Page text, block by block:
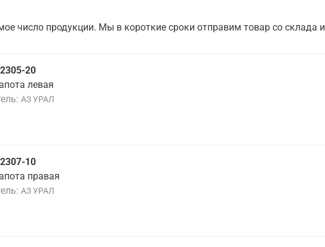
число продукции. Мы в короткие сроки отправим товар со склада
20
левая
АЗ УРАЛ
10
правая
АЗ УРАЛ